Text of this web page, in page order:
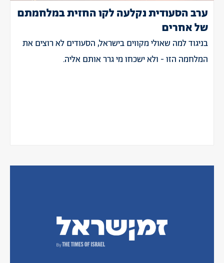
ערב הסעודית נקלעה לקו החזית במלחמתם
של אחרים
בניגוד למה שאולי מקווים בישראל, הסעודים לא רוצים את
המלחמה הזו - ולא ישכחו מי גרר אותם אליה.